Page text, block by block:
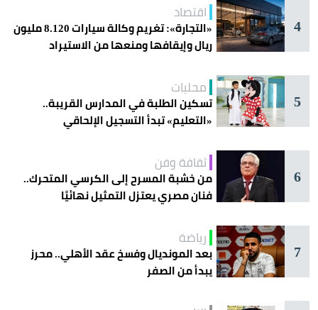
4
اقتصاد
«التجارة»: تغريم وكالة سيارات 8.120 مليون
ريال وإيقافها ومنعها من الاستيراد
5
محليات
تسكين الطلبة في المدارس القريبة..
«التعليم» تبدأ التسجيل الإلحاقي
6
ثقافة وفن
من خشبة المسرح إلى الكرسي المتحرك..
فنان مصري يعتزل التمثيل نهائيًا
7
رياضة
بعد المونديال وفسخ عقد الأهلي.. محرز
يبدأ من الصفر